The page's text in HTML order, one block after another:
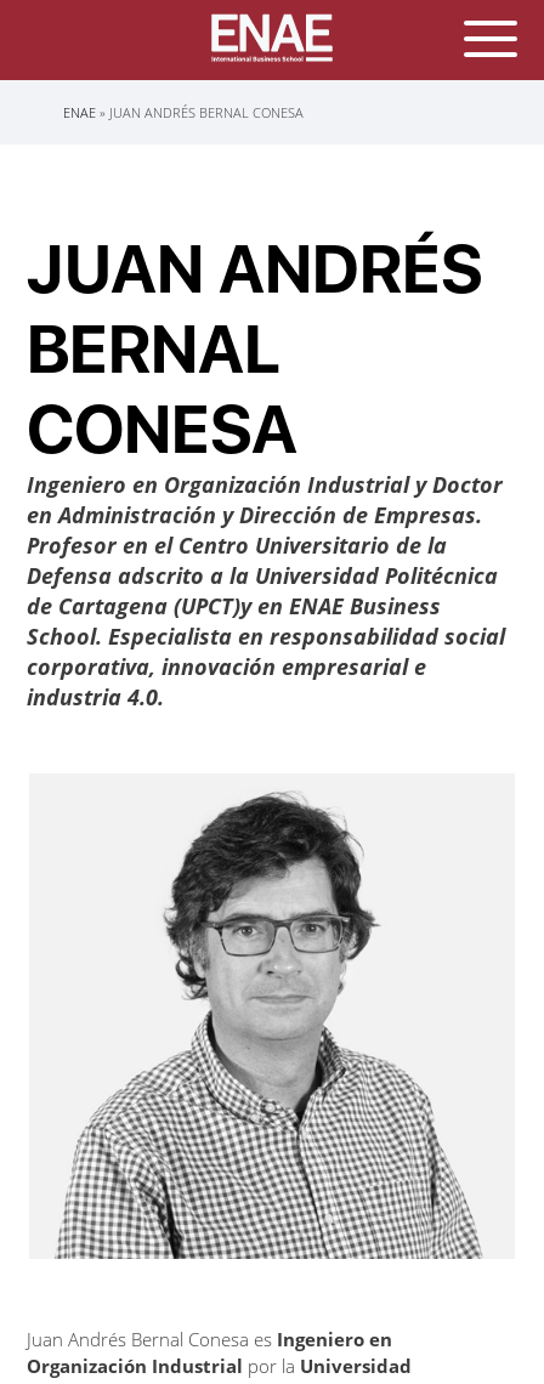
Sobrescribir
ENAE JUAN ANDRÉS BERNAL CONESA
JUAN ANDRÉS
BERNAL
CONESA
Ingeniero en Organización Industrial y Doctor
en Administración y Dirección de Empresas.
Profesor en el Centro Universitario de la
Defensa adscrito a la Universidad Politécnica
de Cartagena (UPCT)y en ENAE Business
School. Especialista en responsabilidad social
corporativa, innovación empresarial e
industria 4.0.
Juan Andrés Bernal Conesa es Ingeniero en
Organización Industrial por la Universidad